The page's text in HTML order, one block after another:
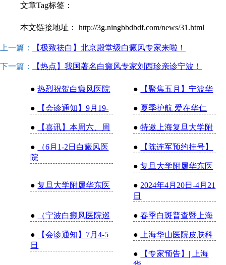
文章Tag标签：
本文链接地址： http://3g.ningbbdbdf.com/news/31.html
上一篇： 【极致祛白】北京殿堂级白癜风专家来啦！
下一篇： 【热点】我国著名白癜风专家刘西珍亲诊宁波！
●热烈祝贺白癜风医院 ● 【聚焦五月】宁波华
● 【会诊通知】9月19- ● 夏季护航 爱在华仁
● 【喜讯】本周六、周 ●特邀上海复旦大学附
●
（6月1-2日白癜风医
院
● 【陈连军预约挂号】
●复旦大学附属华东医
●复旦大学附属华东医 ● 2024年4月20日-4月21
日
● （宁波白癜风医院巡 ●春季白斑普查暨上海
●
【会诊通知】7月4-5
日
● 上海华山医院皮肤科
●
【专家预告】| 上海